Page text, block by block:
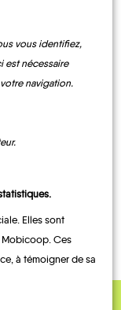
TRAIN
vous identifiez,
est nécessaire
navigation.
Elles sont
Mobicoop. Ces
à témoigner de sa